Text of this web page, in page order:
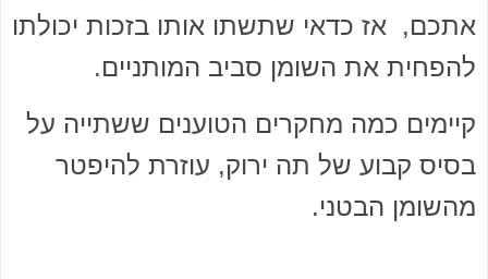
אתכם, אז כדאי שתשתו אותו בזכות יכולתו
להפחית את השומן סביב המותניים.
קיימים כמה מחקרים הטוענים ששתייה על
בסיס קבוע של תה ירוק, עוזרת להיפטר
מהשומן הבטני.